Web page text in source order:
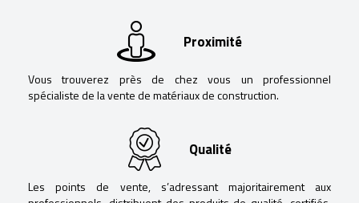
Proximité
Vous trouverez près de chez vous un professionnel
spécialiste de la vente de matériaux de construction.
Qualité
Les points de vente, s’adressant majoritairement aux